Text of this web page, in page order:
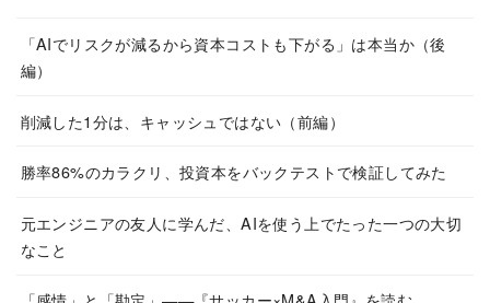
「AIでリスクが減るから資本コストも下がる」は本当か（後
編）
削減した1分は、キャッシュではない（前編）
勝率86%のカラクリ、投資本をバックテストで検証してみた
元エンジニアの友人に学んだ、AIを使う上でたった一つの大切
なこと